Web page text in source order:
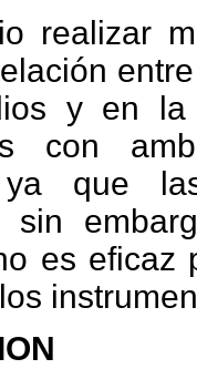
realizar
y en
con
ya que
sin
es eficaz